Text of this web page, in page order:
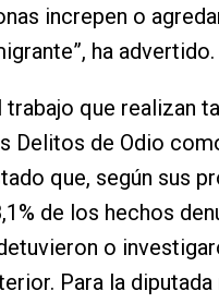
increpen o
ha advertido.
que realizan
Delitos de Odio
que, según sus
de los hechos
o
Para la